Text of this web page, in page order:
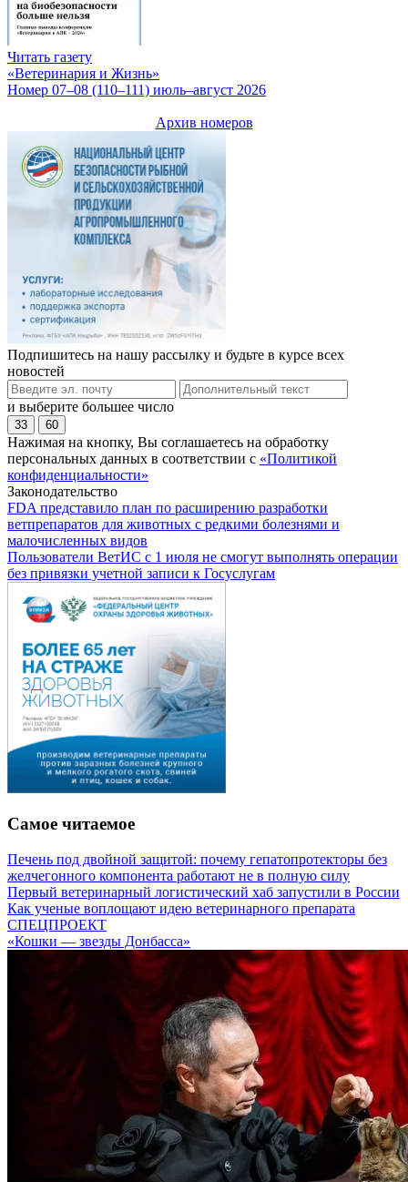
Читать газету
«Ветеринария и Жизнь»
Номер 07–08 (110–111) июль–август 2026
Архив номеров
Подпишитесь на нашу рассылку и будьте в курсе всех
новостей
и выберите большее число
33 60
Нажимая на кнопку, Вы соглашаетесь на обработку
персональных данных в соответствии с «Политикой
конфиденциальности»
Законодательство
FDA представило план по расширению разработки
ветпрепаратов для животных с редкими болезнями и
малочисленных видов
Пользователи ВетИС с 1 июля не смогут выполнять операции
без привязки учетной записи к Госуслугам
Самое читаемое
Печень под двойной защитой: почему гепатопротекторы без
желчегонного компонента работают не в полную силу
Первый ветеринарный логистический хаб запустили в России
Как ученые воплощают идею ветеринарного препарата
СПЕЦПРОЕКТ
«Кошки — звезды Донбасса»